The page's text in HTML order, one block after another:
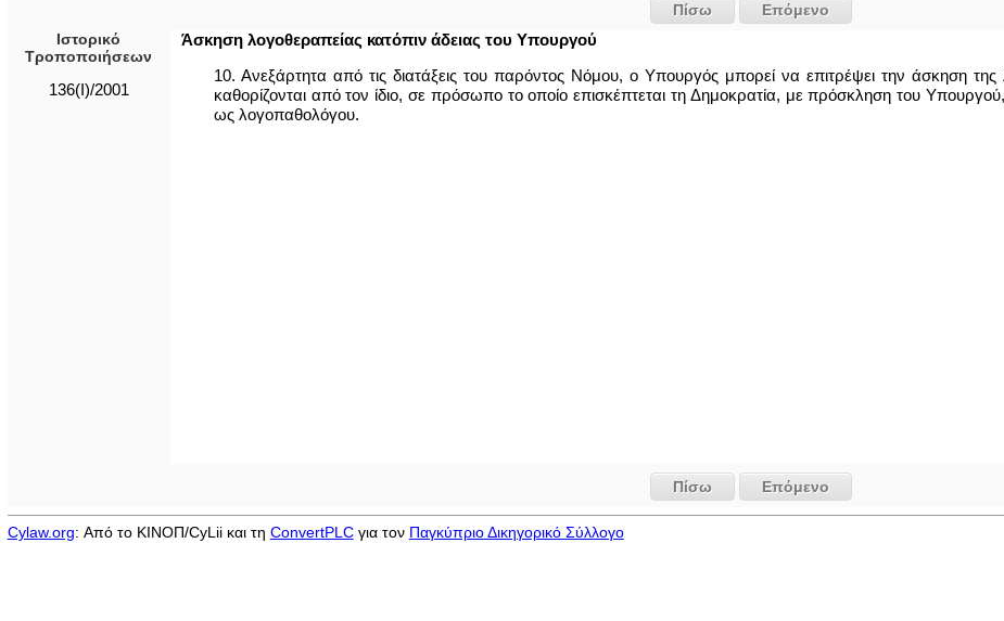
Πίσω
Επόμενο
Ιστορικό
Τροποποιήσεων
136(I)/2001
Άσκηση λογοθεραπείας κατόπιν άδειας του Υπουργού
10. Ανεξάρτητα από τις διατάξεις του παρόντος Νόμου, ο Υπουργός μπορεί να επιτρέψει την άσκηση
καθορίζονται από τον ίδιο, σε πρόσωπο το οποίο επισκέπτεται τη Δημοκρατία, με πρόσκληση του
ως λογοπαθολόγου.
Πίσω Επόμενο
Cylaw.org: Από το ΚΙΝOΠ/CyLii και τη ConvertPLCγια τον Παγκύπριο Δικηγορικό Σύλλογο